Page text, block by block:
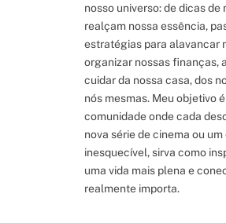
nosso universo: de dicas
realçam nossa essência,
estratégias para alavancar
organizar nossas finanças,
cuidar da nossa casa, dos
nós mesmas. Meu objetivo
comunidade onde cada
nova série de cinema ou
inesquecível, sirva como
uma vida mais plena e
realmente importa.